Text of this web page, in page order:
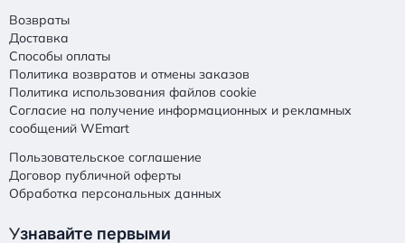
Возвраты
Доставка
Способы оплаты
Политика возвратов и отмены заказов
Политика использования файлов cookie
Согласие на получение информационных и рекламных
сообщений WEmart
Пользовательское соглашение
Договор публичной оферты
Обработка персональных данных
Узнавайте первыми